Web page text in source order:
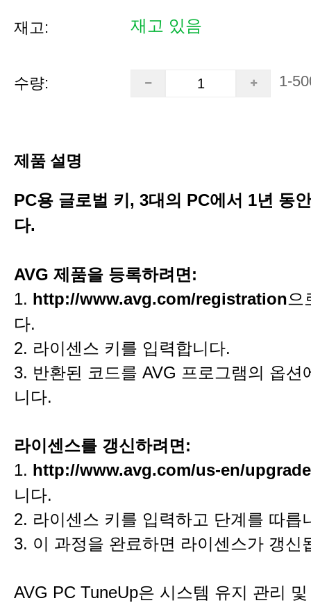
재고: 재고 있음
수량: 1-
제품 설명
PC용 글로벌 키, 3대의 PC에서 1년 동
다.
AVG 제품을 등록하려면:
1. http://www.avg.com/registration으
다.
2. 라이센스 키를 입력합니다.
3. 반환된 코드를 AVG 프로그램의 옵션
니다.
라이센스를 갱신하려면:
1. http://www.avg.com/us-en/upgrade
니다.
2. 라이센스 키를 입력하고 단계를 따릅
3. 이 과정을 완료하면 라이센스가 갱신
AVG PC TuneUp은 시스템 유지 관리